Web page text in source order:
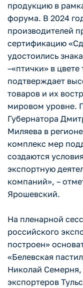
продукцию в
форума. В 2024
производителей
сертификацию
удостоились
–«птички» в
подтверждает
товаров и их
мировом уровне.
Губернатора
Миляева в
комплекс мер
создаются
экспортную
компаний», –
Ярошевский.
На пленарной
российского
построен»
«Белевская
Николай
экспортеров